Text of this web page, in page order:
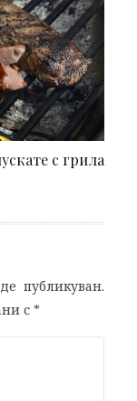
с грила
публикуван.
с *